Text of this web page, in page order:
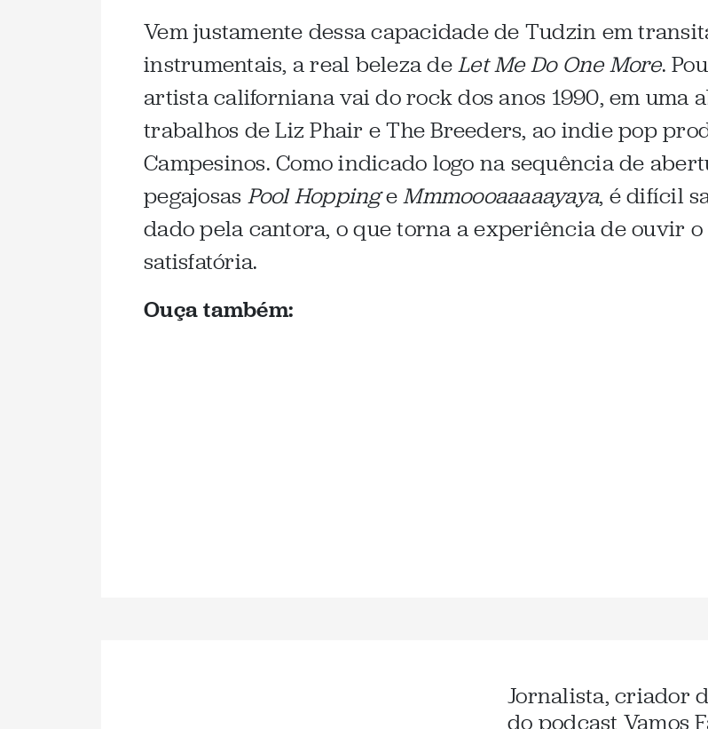
Vem justamente dessa capacidade de Tudzin em
instrumentais, a real beleza deLet Me Do One More.
artista californiana vai do rock dos anos 1990, em uma
trabalhos de Liz Phair e The Breeders, ao indie pop
Campesinos. Como indicado logo na sequência de
pegajosas Pool HoppingeMmmoooaaaaayaya, é difícil
dado pela cantora, o que torna a experiência de ouvir
satisfatória.
Ouça também:
Jornalista, criador
do podcast Vamos